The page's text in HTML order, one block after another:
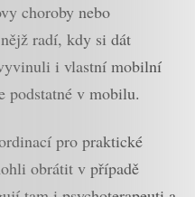
choroby nebo
radí, kdy si dát
i vlastní mobilní
v mobilu.
pro praktické
obrátit v případě